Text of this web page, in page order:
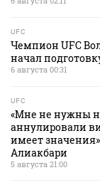
UFC
Чемпион UFC
начал
6 августа 00:31
UFC
«Мне не нужны
аннулировали
имеет
Алиакбари
5 августа 21:00